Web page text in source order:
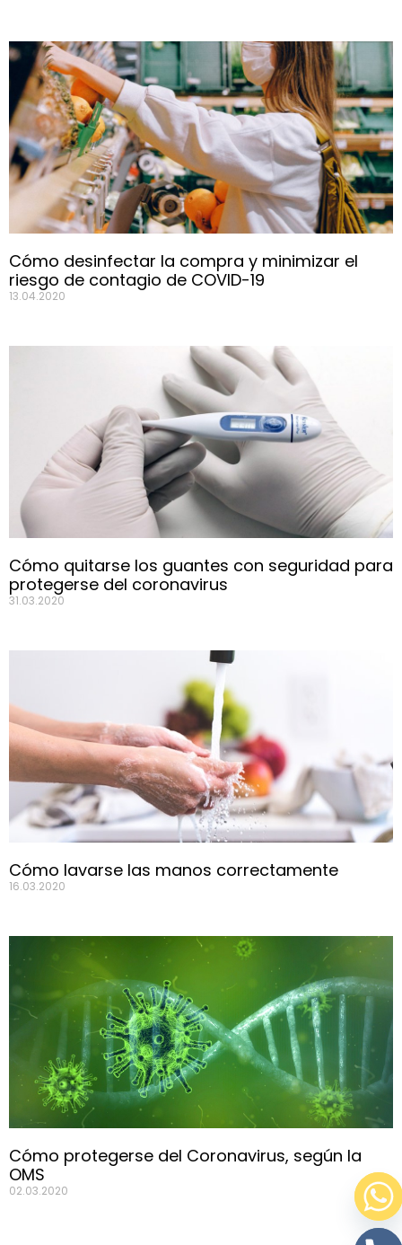
Cómo desinfectar la compra y minimizar el
riesgo de contagio de COVID-19
13.04.2020
Cómo quitarse los guantes con seguridad para
protegerse del coronavirus
31.03.2020
Cómo lavarse las manos correctamente
16.03.2020
Cómo protegerse del Coronavirus, según la
OMS
02.03.2020